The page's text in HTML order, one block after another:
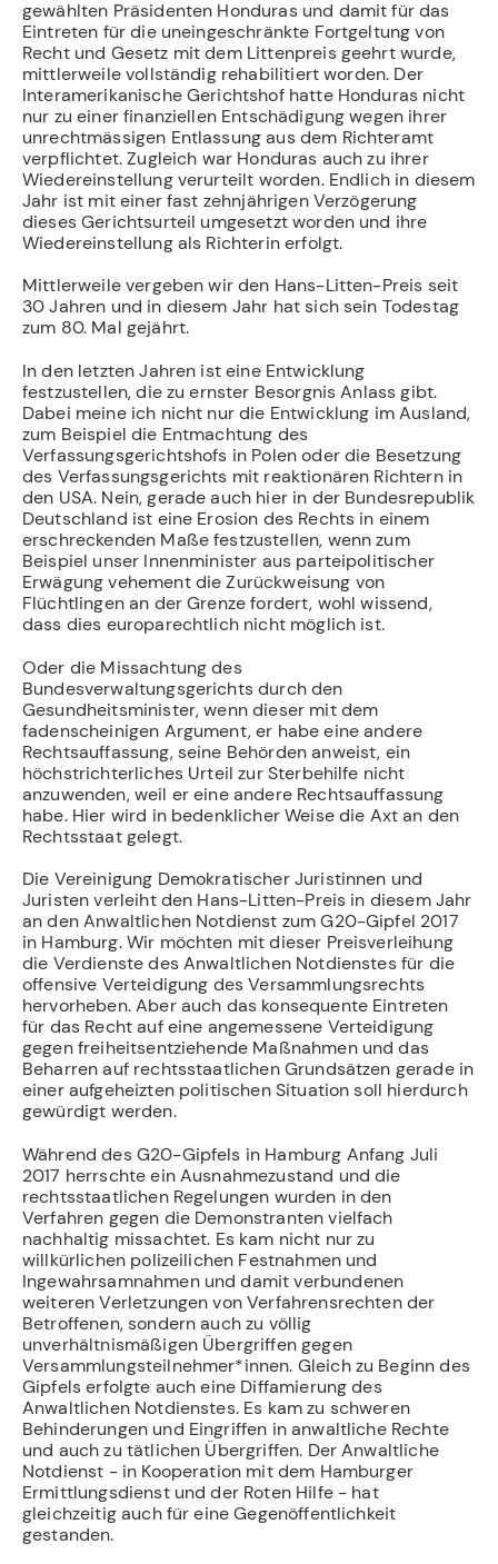
gewählten Präsidenten Honduras und damit für das
Eintreten für die uneingeschränkte Fortgeltung von
Recht und Gesetz mit dem Littenpreis geehrt wurde,
mittlerweile vollständig rehabilitiert worden. Der
Interamerikanische Gerichtshof hatte Honduras nicht
nur zu einer finanziellen Entschädigung wegen ihrer
unrechtmässigen Entlassung aus dem Richteramt
verpflichtet. Zugleich war Honduras auch zu ihrer
Wiedereinstellung verurteilt worden. Endlich in diesem
Jahr ist mit einer fast zehnjährigen Verzögerung
dieses Gerichtsurteil umgesetzt worden und ihre
Wiedereinstellung als Richterin erfolgt.
Mittlerweile vergeben wir den Hans-Litten-Preis seit
30 Jahren und in diesem Jahr hat sich sein Todestag
zum 80. Mal gejährt.
In den letzten Jahren ist eine Entwicklung
festzustellen, die zu ernster Besorgnis Anlass gibt.
Dabei meine ich nicht nur die Entwicklung im Ausland,
zum Beispiel die Entmachtung des
Verfassungsgerichtshofs in Polen oder die Besetzung
des Verfassungsgerichts mit reaktionären Richtern in
den USA. Nein, gerade auch hier in der Bundesrepublik
Deutschland ist eine Erosion des Rechts in einem
erschreckenden Maße festzustellen, wenn zum
Beispiel unser Innenminister aus parteipolitischer
Erwägung vehement die Zurückweisung von
Flüchtlingen an der Grenze fordert, wohl wissend,
dass dies europarechtlich nicht möglich ist.
Oder die Missachtung des
Bundesverwaltungsgerichts durch den
Gesundheitsminister, wenn dieser mit dem
fadenscheinigen Argument, er habe eine andere
Rechtsauffassung, seine Behörden anweist, ein
höchstrichterliches Urteil zur Sterbehilfe nicht
anzuwenden, weil er eine andere Rechtsauffassung
habe. Hier wird in bedenklicher Weise die Axt an den
Rechtsstaat gelegt.
Die Vereinigung Demokratischer Juristinnen und
Juristen verleiht den Hans-Litten-Preis in diesem Jahr
an den Anwaltlichen Notdienst zum G20-Gipfel 2017
in Hamburg. Wir möchten mit dieser Preisverleihung
die Verdienste des Anwaltlichen Notdienstes für die
offensive Verteidigung des Versammlungsrechts
hervorheben. Aber auch das konsequente Eintreten
für das Recht auf eine angemessene Verteidigung
gegen freiheitsentziehende Maßnahmen und das
Beharren auf rechtsstaatlichen Grundsätzen gerade in
einer aufgeheizten politischen Situation soll hierdurch
gewürdigt werden.
Während des G20-Gipfels in Hamburg Anfang Juli
2017 herrschte ein Ausnahmezustand und die
rechtsstaatlichen Regelungen wurden in den
Verfahren gegen die Demonstranten vielfach
nachhaltig missachtet. Es kam nicht nur zu
willkürlichen polizeilichen Festnahmen und
Ingewahrsamnahmen und damit verbundenen
weiteren Verletzungen von Verfahrensrechten der
Betroffenen, sondern auch zu völlig
unverhältnismäßigen Übergriffen gegen
Versammlungsteilnehmer*innen. Gleich zu Beginn des
Gipfels erfolgte auch eine Diffamierung des
Anwaltlichen Notdienstes. Es kam zu schweren
Behinderungen und Eingriffen in anwaltliche Rechte
und auch zu tätlichen Übergriffen. Der Anwaltliche
Notdienst - in Kooperation mit dem Hamburger
Ermittlungsdienst und der Roten Hilfe - hat
gleichzeitig auch für eine Gegenöffentlichkeit
gestanden.